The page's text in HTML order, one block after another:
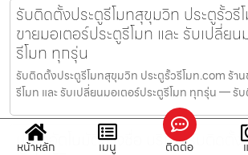
รับติดตั้งประตูรีโมทสุขุมวิท ประตูรั้วรี
ขายมอเตอร์ประตูรีโมท และ รับเปลี่ย
รีโมท ทุกรุ่น
รับติดตั้งประตูรีโมทสุขุมวิท ประตูรั้วรีโมท.com ร้าน
รีโมท และ รับเปลี่ยนมอเตอร์ประตูรีโมท ทุกรุ่น — รั
ประตูอัตโนมัติบางซื่อ บริการรับติดตั้ง
หน้าหลัก เมนู ติดต่อ